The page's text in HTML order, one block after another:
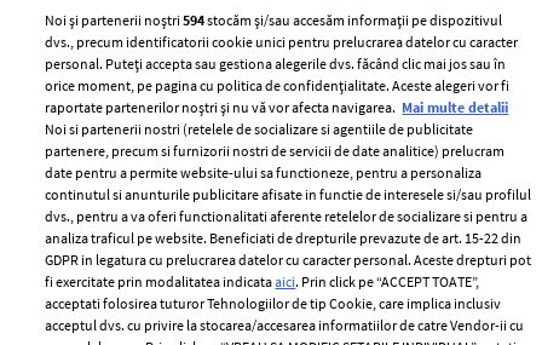
ELLE Style Awards
2024
Despre ELLE
Romania
Contact
Abonamente
Termeni si conditii
Politica de
confidențialitate
Politica de cookies
Publicitate
Noi și partenerii noștri594stocăm și/sau accesăm informații pe dispozitivul
dvs., precum identificatorii cookie unici pentru prelucrarea datelor cu caracter
personal. Puteți accepta sau gestiona alegerile dvs. făcând clic mai jos sau în
orice moment, pe pagina cu politica de confidențialitate. Aceste alegeri vor fi
raportate partenerilor noștri și nu vă vor afecta navigarea. Mai multe detalii
Noi si partenerii nostri (retelele de socializare si agentiile de publicitate
partenere, precum si furnizorii nostri de servicii de date analitice) prelucram
date pentru a permite website-ului sa functioneze, pentru a personaliza
continutul si anunturile publicitare afisate in functie de interesele si/sau profilul
dvs., pentru a va oferi functionalitati aferente retelelor de socializare si pentru a
analiza traficul pe website. Beneficiati de drepturile prevazute de art. 15-22 din
GDPR in legatura cu prelucrarea datelor cu caracter personal. Aceste drepturi pot
fi exercitate prin modalitatea indicataaici. Prin click pe “ACCEPT TOATE”,
acceptati folosirea tuturor Tehnologiilor de tip Cookie, care implica inclusiv
acceptul dvs. cu privire la stocarea/accesarea informatiilor de catre Vendor-ii cu